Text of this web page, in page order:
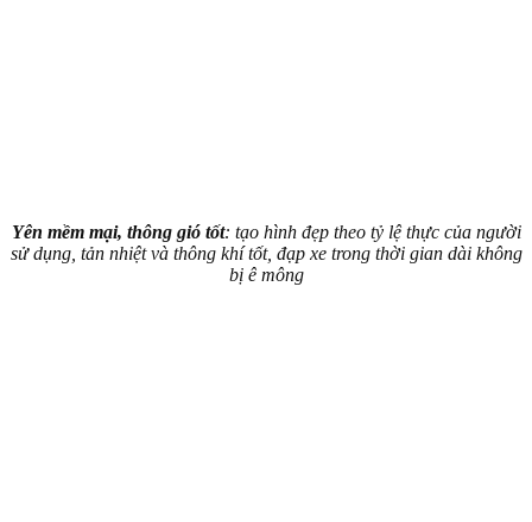
Yên mềm mại, thông gió tốt: tạo hình đẹp theo tỷ lệ thực của người
sử dụng, tản nhiệt và thông khí tốt, đạp xe trong thời gian dài không
bị ê mông